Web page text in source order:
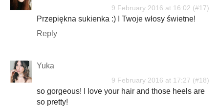
9 February 2016 at 16:02
Przepiękna sukienka :) I Twoje włosy świetne!
Reply
Yuka
9 February 2016 at 17:27
so gorgeous! I love your hair and those heels are
so pretty!